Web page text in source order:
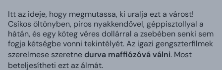
Itt az ideje, hogy megmutassa, ki uralja ezt a várost!
Csíkos öltönyben, piros nyakkendővel, géppisztollyal a
hátán, és egy köteg véres dollárral a zsebében senki sem
fogja kétségbe vonni tekintélyét. Az igazi gengszterfilmek
szerelmese szeretne durva maffiózóvá válni. Most
beteljesítheti ezt az álmát.